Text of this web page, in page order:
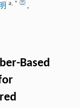
a, *
,
Based